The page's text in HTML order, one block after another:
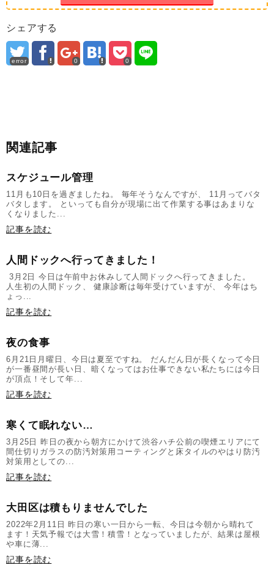
シェアする
error 0 0
関連記事
スケジュール管理
11月も10日を過ぎましたね。 毎年そうなんですが、 11月ってバタ
バタします。 といっても自分が現場に出て作業する事はあまりな
くなりました...
記事を読む
人間ドックへ行ってきました！
3月2日 今日は午前中お休みして人間ドックへ行ってきました。
人生初の人間ドック、 健康診断は毎年受けていますが、 今年はち
ょっ...
記事を読む
夜の食事
6月21日月曜日、今日は夏至ですね。 だんだん日が長くなって今日
が一番昼間が長い日、暗くなってはお仕事できない私たちには今日
が頂点！そして年...
記事を読む
寒くて眠れない…
3月25日 昨日の夜から朝方にかけて渋谷ハチ公前の喫煙エリアにて
間仕切りガラスの防汚対策用コーティングと床タイルのやはり防汚
対策用としての...
記事を読む
大田区は積もりませんでした
2022年2月11日 昨日の寒い一日から一転、今日は今朝から晴れて
ます！天気予報では大雪！積雪！となっていましたが、結果は屋根
や車に薄...
記事を読む